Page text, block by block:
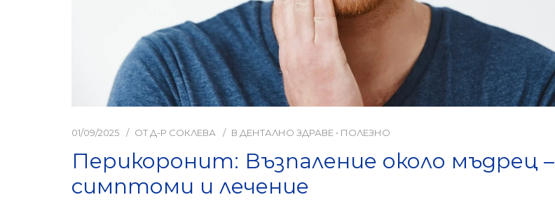
01/09/2025 ОТ Д-Р СОКЛЕВА В ДЕНТАЛНО ЗДРАВЕ • ПОЛЕЗНО
Перикоронит: Възпаление около мъдрец –
симптоми и лечение